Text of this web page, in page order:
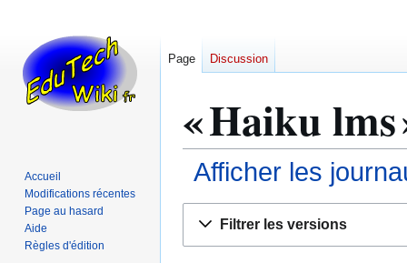
« Haiku
Afficher les
Filtrer les versions
Page Discussion
Accueil
Modifications récentes
Page au hasard
Aide
Règles d'édition